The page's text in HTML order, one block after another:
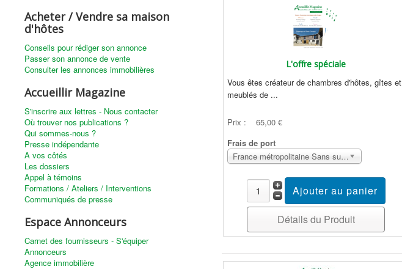
Acheter / Vendre sa maison
d'hôtes
Conseils pour rédiger son annonce
Passer son annonce de vente
Consulter les annonces immobilières
Accueillir Magazine
S'inscrire aux lettres - Nous contacter
Où trouver nos publications ?
Qui sommes-nous ?
Presse indépendante
A vos côtés
Les dossiers
Appel à témoins
Formations / Ateliers / Interventions
Communiqués de presse
Espace Annonceurs
Carnet des fournisseurs - S'équiper
Annonceurs
Agence immobilière
L'offre spéciale
Vous êtes créateur de chambres d'hôtes, gîtes et
meublés de ...
Prix :
65,00 €
Frais de port
France métropolitaine Sans surcoût
Détails du Produit